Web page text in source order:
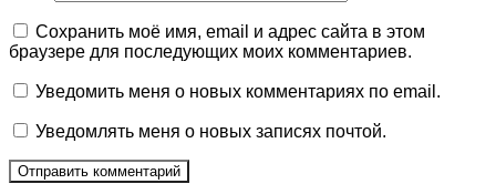
Сохранить моё имя, email и адрес сайта в этом
браузере для последующих моих комментариев.
Уведомить меня о новых комментариях по email.
Уведомлять меня о новых записях почтой.